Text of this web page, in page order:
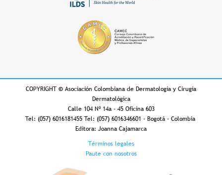
COPYRIGHT © Asociación Colombiana de Dermatología y Cirugía
Dermatológica
Calle 104 Nº 14a - 45 Oficina 603
Tel: (057) 6016181455 Tel: (057) 6016346601 - Bogotá - Colombia
Editora: Joanna Cajamarca
Términos legales
Paute con nosotros